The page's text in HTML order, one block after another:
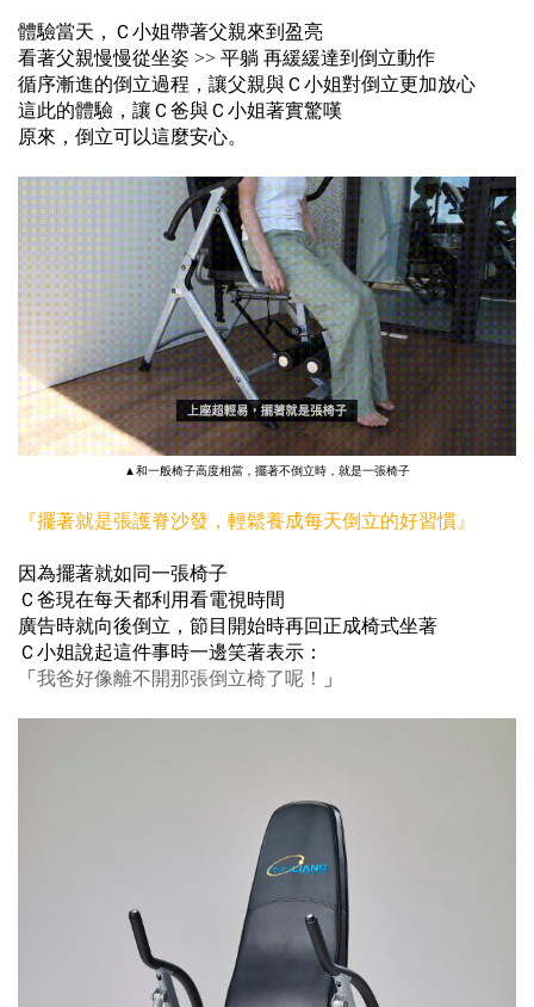
體驗當天，Ｃ小姐帶著父親來到盈亮
看著父親慢慢從坐姿 >> 平躺 再緩緩達到倒立動作
循序漸進的倒立過程，讓父親與Ｃ小姐對倒立更加放心
這此的體驗，讓Ｃ爸與Ｃ小姐著實驚嘆
原來，倒立可以這麼安心。
▲和一般椅子高度相當，擺著不倒立時，就是一張椅子
『擺著就是張護脊沙發，輕鬆養成每天倒立的好習慣』
因為擺著就如同一張椅子
Ｃ爸現在每天都利用看電視時間
廣告時就向後倒立，節目開始時再回正成椅式坐著
Ｃ小姐說起這件事時一邊笑著表示：
「 我爸好像離不開那張倒立椅了呢！ 」